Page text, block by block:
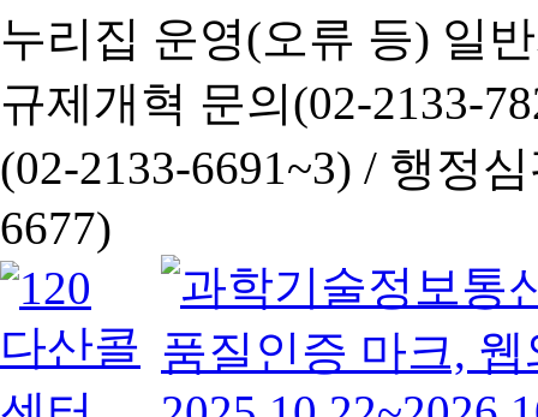
누리집 운영(오류 등) 일
규제개혁 문의(02-2133-
(02-2133-6691~3) / 행정심
6677)